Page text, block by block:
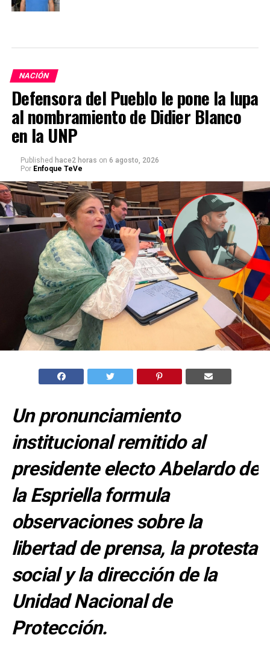
NACIÓN
Defensora del Pueblo le pone la lupa
al nombramiento de Didier Blanco
en la UNP
Published hace2 horas on 6 agosto, 2026
Por Enfoque TeVe
Un pronunciamiento
institucional remitido al
presidente electo Abelardo de
la Espriella formula
observaciones sobre la
libertad de prensa, la protesta
social y la dirección de la
Unidad Nacional de
Protección.